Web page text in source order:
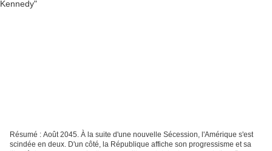
Résumé : Août 2045. À la suite d'une nouvelle Sécession, l'Amérique s'est
scindée en deux. D'un côté, la République affiche son progressisme et sa